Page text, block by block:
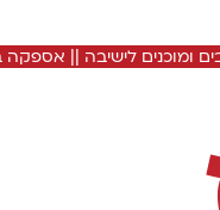
ומוכנים לישיבה ||